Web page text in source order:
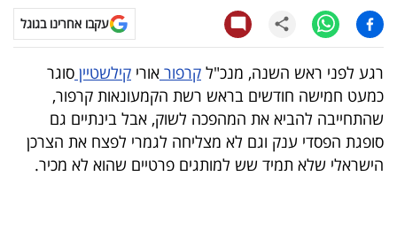
עסקי
ספורט
קריירה
ולימודים
עקבו אחרינו בגוגל
רגע לפני ראש השנה, מנכ"ל קרפור אורי קילשטיין סוגר
כמעט חמישה חודשים בראש רשת הקמעונאות קרפור,
שהתחייבה להביא את המהפכה לשוק, אבל בינתיים גם
סופגת הפסדי ענק וגם לא מצליחה לגמרי לפצח את הצרכן
הישראלי שלא תמיד שש למותגים פרטיים שהוא לא מכיר.